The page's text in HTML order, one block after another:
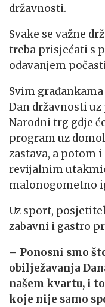
državnosti.
Svake se važne
treba prisjećati s
odavanjem
Svim
Dan državnosti uz
Narodni trg gdje
program uz
zastava, a potom
revijalnim
malonogometno
Uz sport,
zabavni i gastro
– Ponosni smo
obilježavanja
našem kvartu, i
koje nije samo